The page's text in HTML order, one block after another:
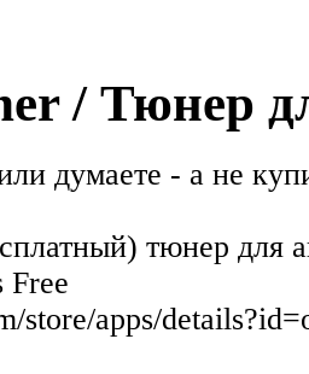
/ Тюнер
думаете - а не
тюнер для
Free
store/apps/